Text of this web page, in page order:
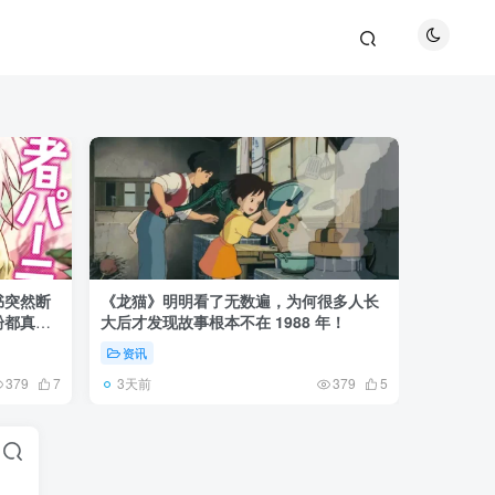
突然断
真慌
379 7
《龙猫》明明看了无数遍，为何很多人长
大后才发现故事根本不在 1988 年！
资讯
3天前 379 5